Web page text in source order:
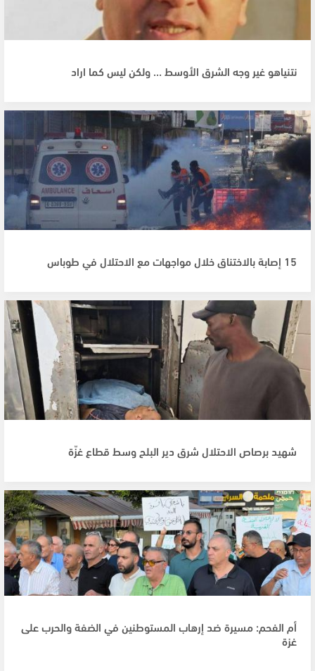
نتنياهو غير وجه الشرق الأوسط … ولكن ليس كما اراد
15 إصابة بالاختناق خلال مواجهات مع الاحتلال في طوباس
شهيد برصاص الاحتلال شرق دير البلح وسط قطاع غزّة
أم الفحم: مسيرة ضد إرهاب المستوطنين في الضفة والحرب على
غزة